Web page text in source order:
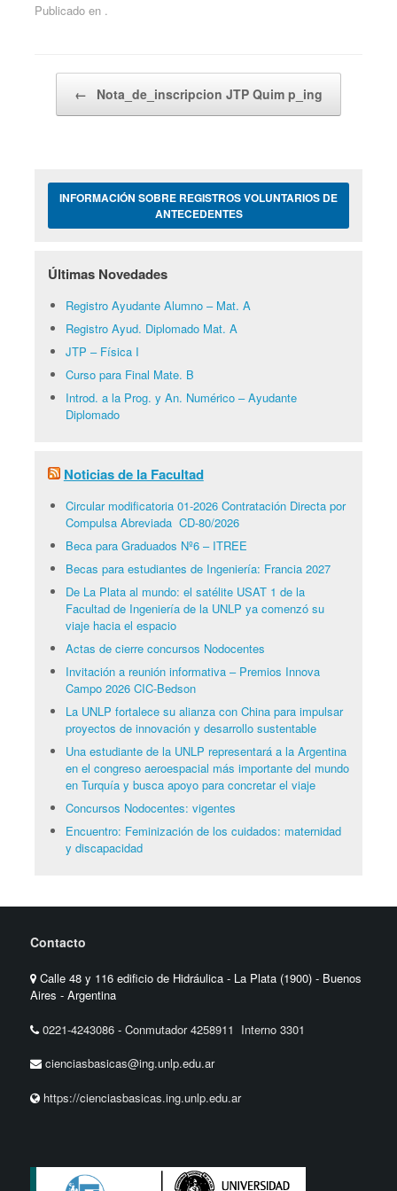
Publicado en .
← Nota_de_inscripcion JTP Quim p_ing
INFORMACIÓN SOBRE REGISTROS VOLUNTARIOS DE
ANTECEDENTES
Últimas Novedades
Registro Ayudante Alumno – Mat. A
Registro Ayud. Diplomado Mat. A
JTP – Física I
Curso para Final Mate. B
Introd. a la Prog. y An. Numérico – Ayudante
Diplomado
Noticias de la Facultad
Circular modificatoria 01-2026 Contratación Directa por
Compulsa Abreviada CD-80/2026
Beca para Graduados Nº6 – ITREE
Becas para estudiantes de Ingeniería: Francia 2027
De La Plata al mundo: el satélite USAT 1 de la
Facultad de Ingeniería de la UNLP ya comenzó su
viaje hacia el espacio
Actas de cierre concursos Nodocentes
Invitación a reunión informativa – Premios Innova
Campo 2026 CIC-Bedson
La UNLP fortalece su alianza con China para impulsar
proyectos de innovación y desarrollo sustentable
Una estudiante de la UNLP representará a la Argentina
en el congreso aeroespacial más importante del mundo
en Turquía y busca apoyo para concretar el viaje
Concursos Nodocentes: vigentes
Encuentro: Feminización de los cuidados: maternidad
y discapacidad
Contacto
Calle 48 y 116 edificio de Hidráulica - La Plata (1900) - Buenos
Aires - Argentina
0221-4243086 -Conmutador 4258911 Interno 3301
cienciasbasicas@ing.unlp.edu.ar
https://cienciasbasicas.ing.unlp.edu.ar